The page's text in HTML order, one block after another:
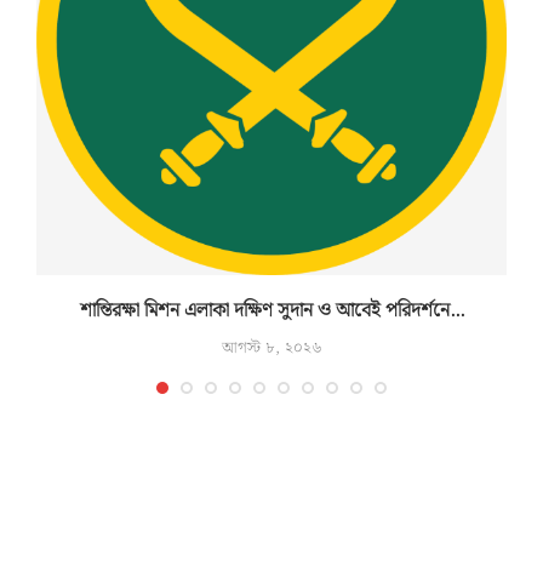
শান্তিরক্ষা মিশন এলাকা দক্ষিণ সুদান ও আবেই পরিদর্শনে...
আগস্ট ৮, ২০২৬